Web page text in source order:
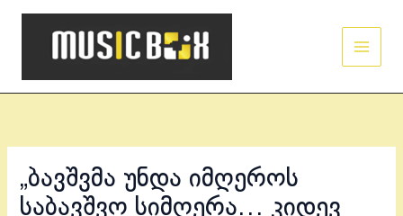
Skip
„ბავშვმა უნდა იმღეროს
საბავშვო სიმღერა… კიდევ